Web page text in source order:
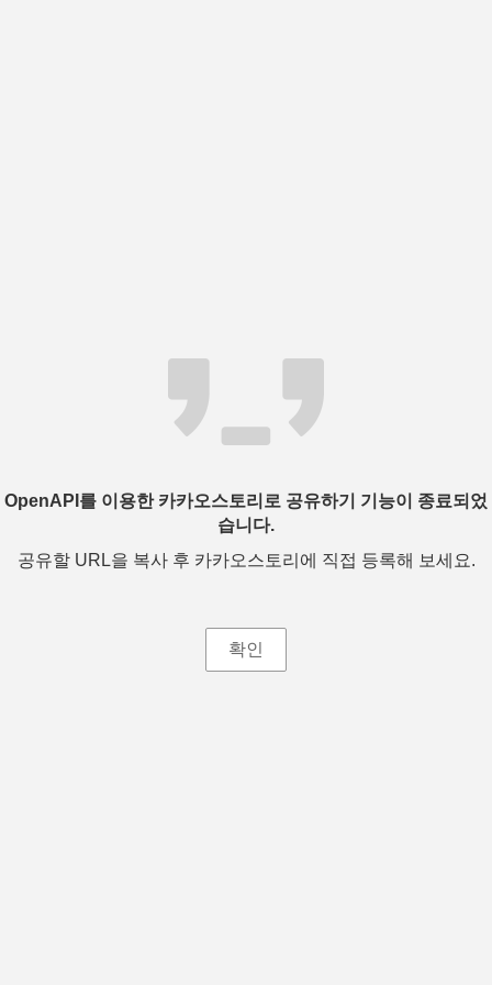
OpenAPI를 이용한 카카오스토리로 공유하기 기능이 종료되었
습니다.
공유할 URL을 복사 후 카카오스토리에 직접 등록해 보세요.
확인